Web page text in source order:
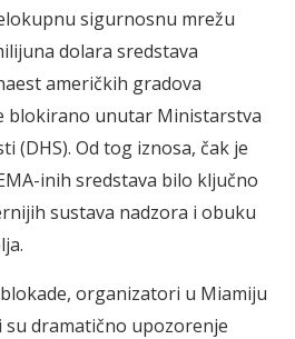
sigurnosnu mrežu
dolara sredstava
američkih gradova
blokirano unutar Ministarstva
(DHS). Od tog iznosa, čak je
inih sredstava bilo ključno
sustava nadzora i obuku
organizatori u Miamiju
su dramatično upozorenje